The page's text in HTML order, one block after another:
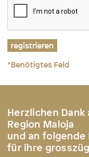
*Benötigtes Feld
Herzlichen
Region Maloja
und an
für ihre